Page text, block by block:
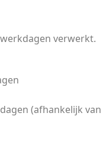
verwerkt.
(afhankelijk van